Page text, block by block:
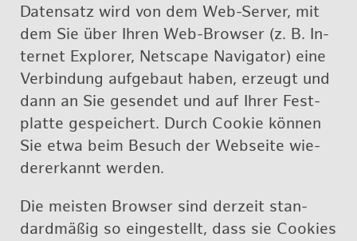
Da­ten­satz wird von dem Web-Ser­ver, mit
dem Sie über Ihren Web-Brow­ser (z. B. In­
ter­net Ex­plo­rer, Net­scape Na­vi­ga­tor) eine
Ver­bin­dung auf­ge­baut haben, er­zeugt und
dann an Sie ge­sen­det und auf Ihrer Fest­
plat­te ge­spei­chert. Durch Coo­kie kön­nen
Sie etwa beim Be­such der Web­sei­te wie­
der­er­kannt wer­den.
Die meis­ten Brow­ser sind der­zeit stan­
dard­mä­ßig so ein­ge­stellt, dass sie Coo­kies